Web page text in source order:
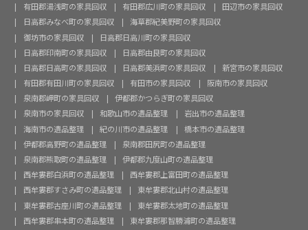
有田郡湯浅町の家具回収
有田郡広川町の家具回収
田辺市の家具回収
日高郡みなべ町の家具回収
海草郡紀美野町の家具回収
御坊市の家具回収
日高郡日高川町の家具回収
日高郡印南町の家具回収
日高郡由良町の家具回収
日高郡日高町の家具回収
日高郡美浜町の家具回収
新宮市の家具回収
有田郡有田川町の家具回収
有田市の家具回収
阪南市の家具回収
泉南郡岬町の家具回収
伊都郡かつらぎ町の家具回収
泉南市の家具回収
和歌山市の遺品整理
岩出市の遺品整理
海南市の遺品整理
紀の川市の遺品整理
橋本市の遺品整理
伊都郡高野町の遺品整理
泉南郡田尻町の遺品整理
泉南郡熊取町の遺品整理
伊都郡九度山町の遺品整理
西牟婁郡白浜町の遺品整理
西牟婁郡上富田町の遺品整理
西牟婁郡すさみ町の遺品整理
東牟婁郡北山村の遺品整理
東牟婁郡古座川町の遺品整理
東牟婁郡太地町の遺品整理
西牟婁郡串本町の遺品整理
東牟婁郡那智勝浦町の遺品整理